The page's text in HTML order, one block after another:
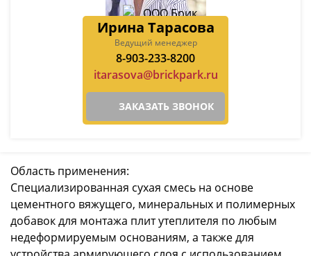
Ирина Тарасова
Ведущий менеджер
8-903-233-8200
itarasova@brickpark.ru
ЗАКАЗАТЬ ЗВОНОК
Область применения:
Специализированная сухая смесь на основе
цементного вяжущего, минеральных и полимерных
добавок для монтажа плит утеплителя по любым
недеформируемым основаниям, а также для